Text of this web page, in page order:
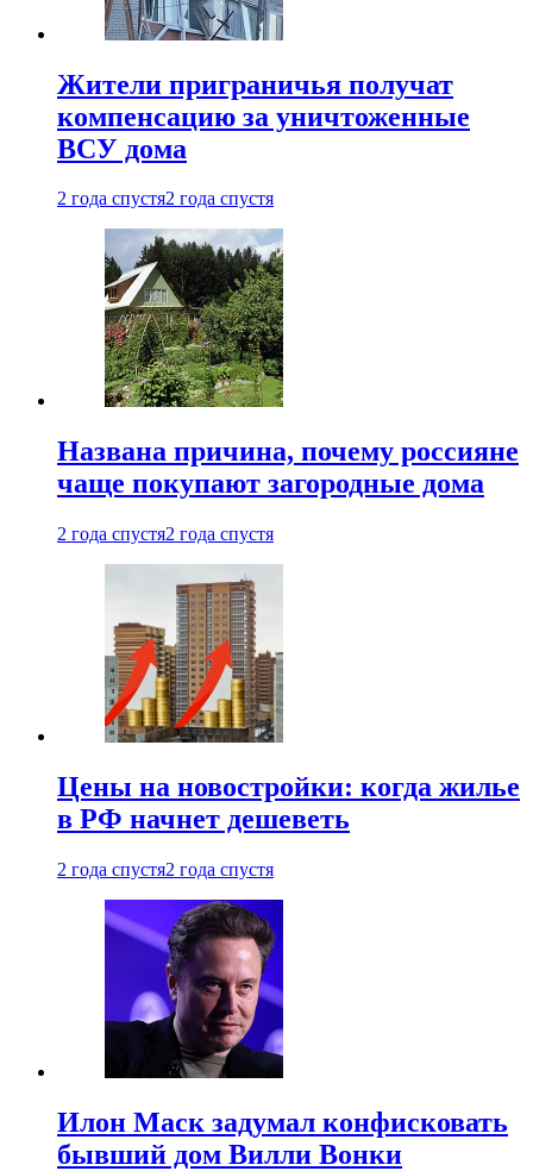
Жители приграничья получат
компенсацию за уничтоженные
ВСУ дома
2 года спустя2 года спустя
Названа причина, почему россияне
чаще покупают загородные дома
2 года спустя2 года спустя
Цены на новостройки: когда жилье
в РФ начнет дешеветь
2 года спустя2 года спустя
Илон Маск задумал конфисковать
бывший дом Вилли Вонки